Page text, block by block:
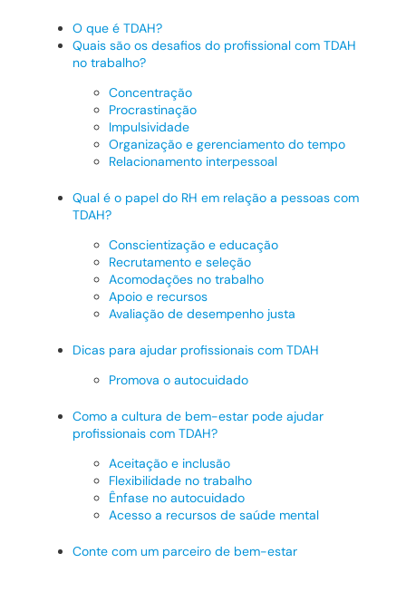
O que é TDAH?
Quais são os desafios do profissional com TDAH
no trabalho?
Concentração
Procrastinação
Impulsividade
Organização e gerenciamento do tempo
Relacionamento interpessoal
Qual é o papel do RH em relação a pessoas com
TDAH?
Conscientização e educação
Recrutamento e seleção
Acomodações no trabalho
Apoio e recursos
Avaliação de desempenho justa
Dicas para ajudar profissionais com TDAH
Promova o autocuidado
Como a cultura de bem-estar pode ajudar
profissionais com TDAH?
Aceitação e inclusão
Flexibilidade no trabalho
Ênfase no autocuidado
Acesso a recursos de saúde mental
Conte com um parceiro de bem-estar